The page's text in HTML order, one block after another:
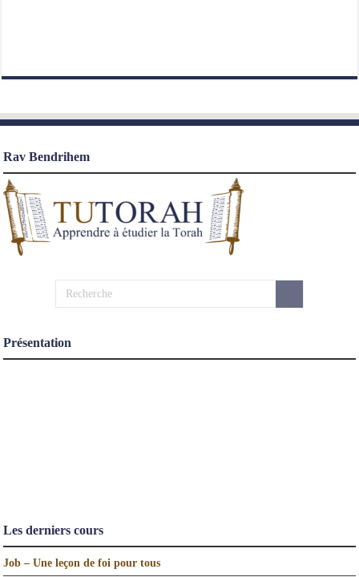
Rav Bendrihem
Présentation
Les derniers cours
Job – Une leçon de foi pour tous